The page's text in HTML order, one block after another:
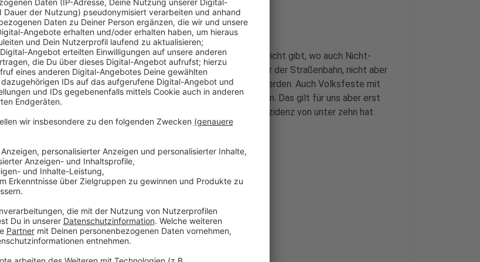
Anzeige
Sie besagen unter anderem, dass es nur noch dort eine Maskenpflicht gibt, wo auch Nicht-
Geimpfte hingehen müssen. Also zum Beispiel im Supermarkt oder der Straßenbahn, nicht aber
in der Gastronomie. Kontaktdaten müssten nicht mehr erhoben werden. Auch Volksfeste mit
Tests seien dann wieder möglich, so Gesundheitsminister Laumann. Das gilt für uns aber erst
dann, wenn Düsseldorf mindestens fünf Tage lang eine Corona-Inzidenz von unter zehn hat.
Weitere Infos und Links zum Thema
Anzeige
Das NRW-Gesundheitsministerium:
Düsseldorf noch NICHT in der "Stufe Null":